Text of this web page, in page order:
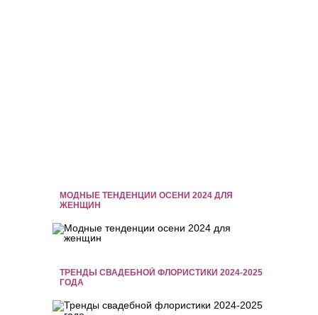
МОДНЫЕ ТЕНДЕНЦИИ ОСЕНИ 2024 ДЛЯ
ЖЕНЩИН
ТРЕНДЫ СВАДЕБНОЙ ФЛОРИСТИКИ 2024-2025
ГОДА